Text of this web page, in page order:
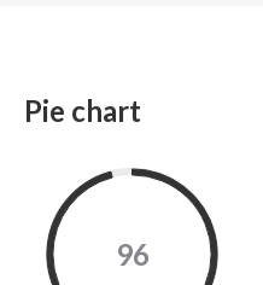
Pie chart
96